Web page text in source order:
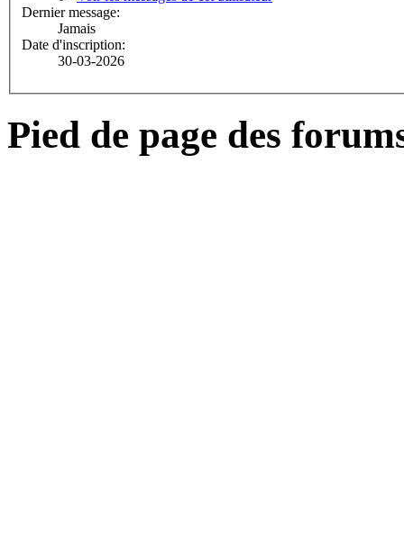
Dernier message:
Jamais
Date d'inscription:
30-03-2026
Pied de page des